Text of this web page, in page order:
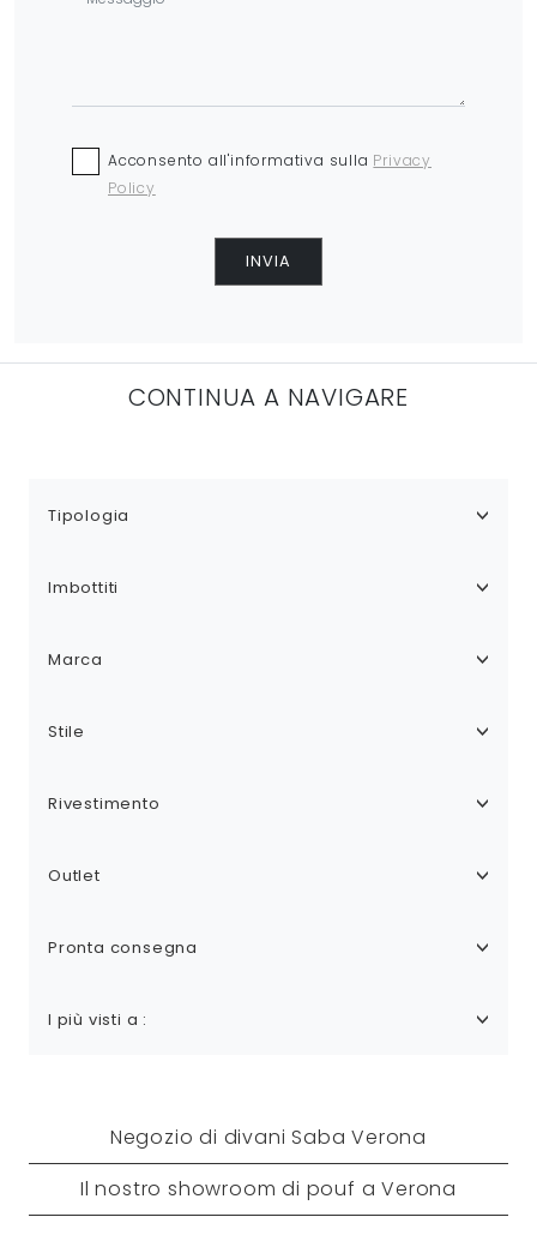
Acconsento all'informativa sulla Privacy
Policy
INVIA
CONTINUA A NAVIGARE
Tipologia
Imbottiti
Marca
Stile
Rivestimento
Outlet
Pronta consegna
I più visti a :
Negozio di divani Saba Verona
Il nostro showroom di pouf a Verona